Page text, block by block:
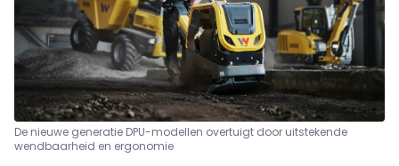
De nieuwe generatie DPU-modellen overtuigt door uitstekende
wendbaarheid en ergonomie